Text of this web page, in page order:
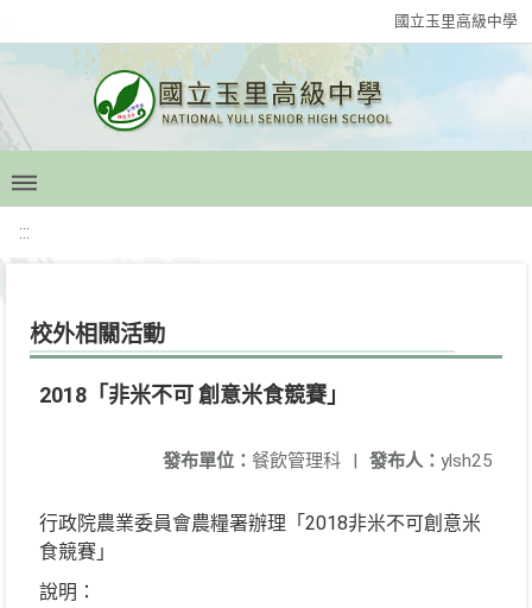
國立玉里高級中學
:::
校外相關活動
2018「非米不可 創意米食競賽」
發布人： ylsh25
發布單位： 餐飲管理科 |
行政院農業委員會農糧署辦理「2018非米不可創意米
食競賽」
說明：